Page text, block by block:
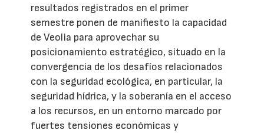
resultados registrados en el primer
semestre ponen de manifiesto la capacidad
de Veolia para aprovechar su
posicionamiento estratégico, situado en la
convergencia de los desafíos relacionados
con la seguridad ecológica, en particular, la
seguridad hídrica, y la soberanía en el acceso
a los recursos, en un entorno marcado por
fuertes tensiones económicas y